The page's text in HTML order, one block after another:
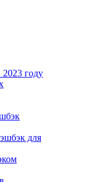
году
для